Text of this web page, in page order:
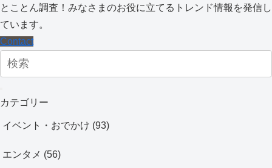
とことん調査！みなさまのお役に立てるトレンド情報を発信し
ています。
Contact
カテゴリー
イベント・おでかけ (93)
エンタメ (56)